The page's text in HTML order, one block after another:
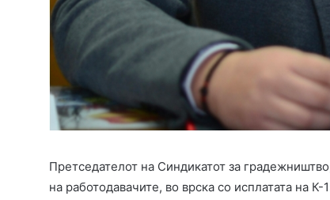
Претседателот на Синдикатот за
на работодавачите, во врска со исплатата на К-